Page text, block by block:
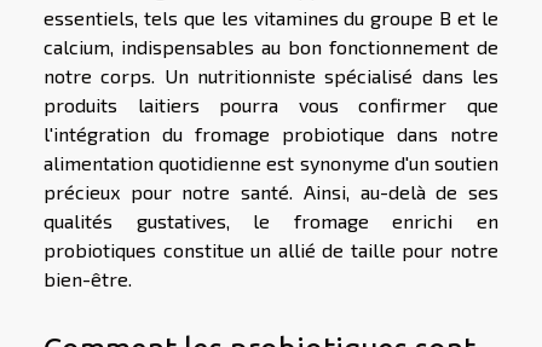
essentiels, tels que les vitamines du groupe B et le
calcium, indispensables au bon fonctionnement de
notre corps. Un nutritionniste spécialisé dans les
produits laitiers pourra vous confirmer que
l'intégration du fromage probiotique dans notre
alimentation quotidienne est synonyme d'un soutien
précieux pour notre santé. Ainsi, au-delà de ses
qualités gustatives, le fromage enrichi en
probiotiques constitue un allié de taille pour notre
bien-être.